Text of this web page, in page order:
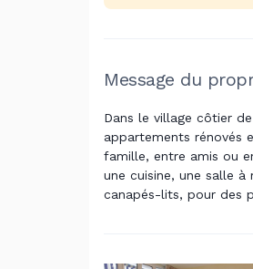
Message du
Dans le village côtier
appartements rénovés
famille, entre amis ou
une cuisine, une salle
canapés-lits, pour des